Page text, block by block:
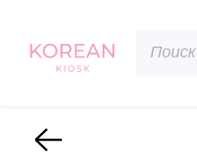
товаров
Назад